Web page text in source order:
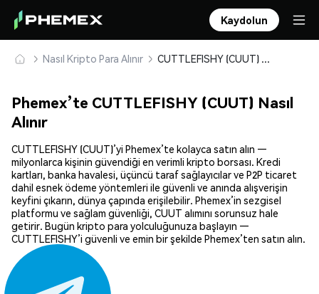
Kaydolun
Nasıl Kripto Para Alınır CUTTLEFISHY (CUUT) Güvenle Satın Alın ve Saklayın
Phemex’te CUTTLEFISHY (CUUT) Nasıl
Alınır
CUTTLEFISHY (CUUT)’yi Phemex’te kolayca satın alın —
milyonlarca kişinin güvendiği en verimli kripto borsası. Kredi
kartları, banka havalesi, üçüncü taraf sağlayıcılar ve P2P ticaret
dahil esnek ödeme yöntemleri ile güvenli ve anında alışverişin
keyfini çıkarın, dünya çapında erişilebilir. Phemex’in sezgisel
platformu ve sağlam güvenliği, CUUT alımını sorunsuz hale
getirir. Bugün kripto para yolculuğunuza başlayın —
CUTTLEFISHY’i güvenli ve emin bir şekilde Phemex’ten satın alın.